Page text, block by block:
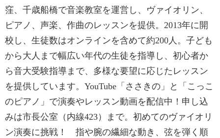
窪、千歳船橋で音楽教室を運営し、ヴァイオリン、
ピアノ、声楽、作曲のレッスンを提供。2013年に開
校し、生徒数はオンラインを含めて約200人。子ども
から大人まで幅広い年代の生徒を指導し、初心者か
ら音大受験指導まで、多様な要望に応じたレッスン
を提供しています。YouTube「ささきの」と「こっこ
のピアノ」で演奏やレッスン動画を配信中！申し込
みは市長公室（内線423）まで。初めてのヴァイオリ
ン演奏に挑戦！ 指や腕の繊細な動き、弦を弾く順